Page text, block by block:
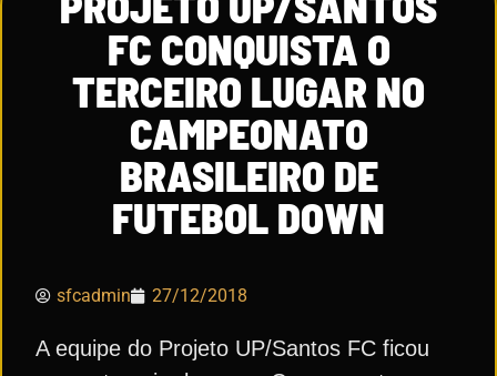
FC CONQUISTA O
TERCEIRO LUGAR NO
CAMPEONATO
BRASILEIRO DE
FUTEBOL DOWN
sfcadmin 27/12/2018
A equipe do Projeto UP/Santos FC ficou